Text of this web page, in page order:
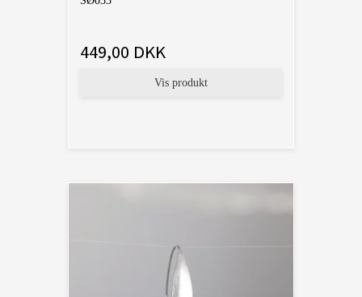
449,00 DKK
Vis produkt